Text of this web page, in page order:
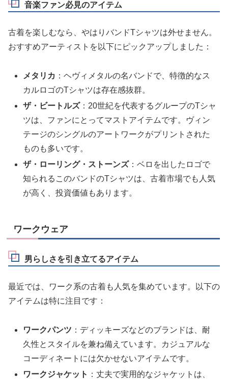
音楽ファン必見のアイテム
古着を楽しむなら、やはりバンドTシャツは外せません。
おすすめアーティストを以下にピックアップしました：
メタリカ ：ヘヴィメタルの名バンドで、特徴的なス
カルロゴのTシャツは存在感抜群。
ザ・ビートルズ：20世紀を代表するグループのTシャ
ツは、ファンにとってマストアイテムです。ヴィン
テージのシングルのアートワークがプリントされた
ものも多いです。
ザ・ローリング・ストーンズ：ベロを出したロゴで
知られるこのバンドのTシャツは、古着市場でも人気
が高く、投資価値もあります。
ワークウェア
男らしさを引き立てるアイテム
最近では、ワーク系の古着も人気を集めています。以下の
アイテムは特に注目です：
ワークパンツ ：ディッキーズなどのブランドは、耐
久性とスタイルを兼ね備えています。カジュアルな
コーディネートには欠かせないアイテムです。
ワークジャケット ：丈夫で実用的なジャケットは、